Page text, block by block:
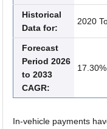
Historical
Data for:
2020
Forecast
Period 2026
to 2033
CAGR:
17.30%
In-vehicle payments